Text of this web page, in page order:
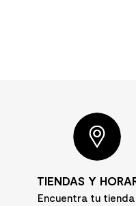
TIENDAS Y
Encuentra tu tienda